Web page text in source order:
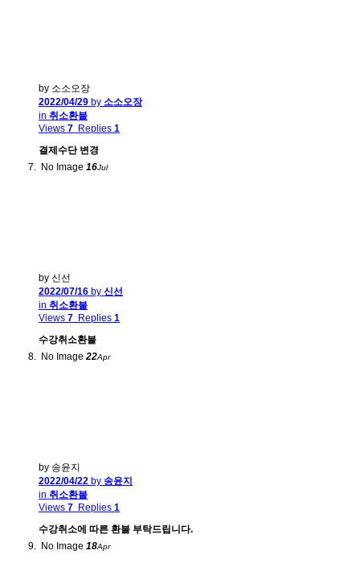
by 소소오장
2022/04/29 by 소소오장
in 취소환불
Views 7 Replies 1
결제수단 변경
No Image 16Jul
by 신선
2022/07/16 by 신선
in 취소환불
Views 7 Replies 1
수강취소환불
No Image 22Apr
by 송윤지
2022/04/22 by 송윤지
in 취소환불
Views 7 Replies 1
수강취소에 따른 환불 부탁드립니다.
No Image 18Apr